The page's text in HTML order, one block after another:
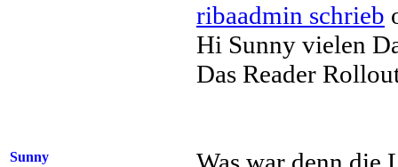
Sunny
ribaadmin schrieb
Hi Sunny vielen
Das Reader